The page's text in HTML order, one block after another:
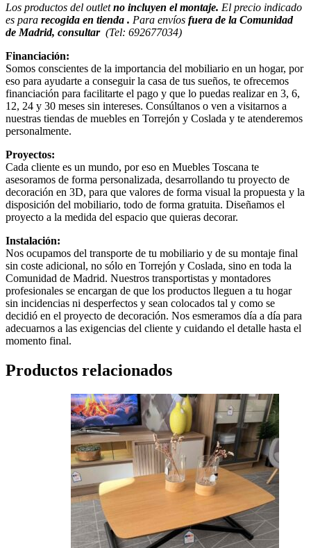
Los productos del outletno incluyen el montaje. El precio indicado
es para recogida en tienda . Para envíos fuera de la Comunidad
de Madrid, consultar(Tel: 692677034)
Financiación:
Somos conscientes de la importancia del mobiliario en un hogar, por
eso para ayudarte a conseguir la casa de tus sueños, te ofrecemos
financiación para facilitarte el pago y que lo puedas realizar en 3, 6,
12, 24 y 30 meses sin intereses. Consúltanos o ven a visitarnos a
nuestras tiendas de muebles en Torrejón y Coslada y te atenderemos
personalmente.
Proyectos:
Cada cliente es un mundo, por eso en Muebles Toscana te
asesoramos de forma personalizada, desarrollando tu proyecto de
decoración en 3D, para que valores de forma visual la propuesta y la
disposición del mobiliario, todo de forma gratuita. Diseñamos el
proyecto a la medida del espacio que quieras decorar.
Instalación:
Nos ocupamos del transporte de tu mobiliario y de su montaje final
sin coste adicional, no sólo en Torrejón y Coslada, sino en toda la
Comunidad de Madrid. Nuestros transportistas y montadores
profesionales se encargan de que los productos lleguen a tu hogar
sin incidencias ni desperfectos y sean colocados tal y como se
decidió en el proyecto de decoración. Nos esmeramos día a día para
adecuarnos a las exigencias del cliente y cuidando el detalle hasta el
momento final.
Productos relacionados